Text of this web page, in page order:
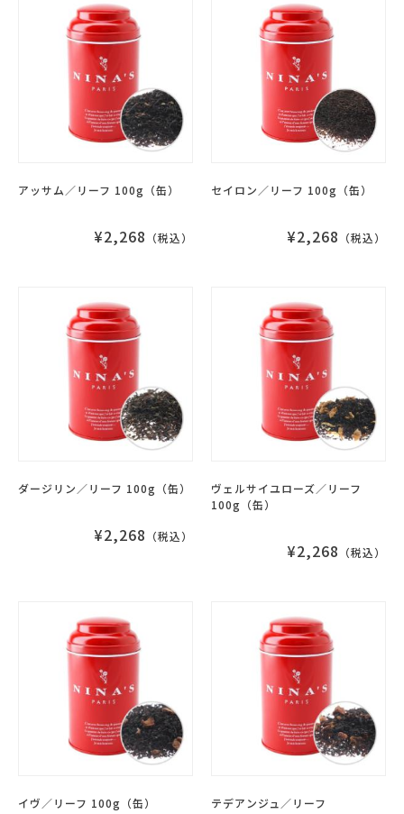
アッサム／リーフ 100g（缶）
¥2,268 （税込）
セイロン／リーフ 100g（缶）
¥2,268 （税込）
ダージリン／リーフ 100g（缶）
¥2,268 （税込）
ヴェルサイユローズ／リーフ
100g（缶）
¥2,268 （税込）
イヴ／リーフ 100g（缶）
テデアンジュ／リーフ